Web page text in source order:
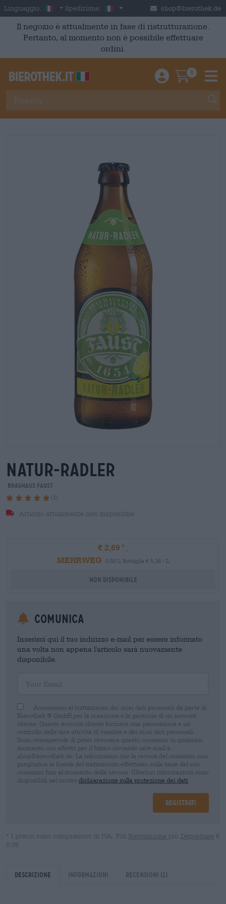
Skip to main content
Linguaggio: Italian
Spedizione: Italia shop@bierothek.de
Il negozio è attualmente in fase di ristrutturazione.
Pertanto, al momento non è possibile effettuare
ordini.
Einloggen /
0
natur-radler
Brauhaus Faust
(1)
Articolo attualmente non disponibile
€ 2,69
MEHRWEG
0,50 L Bottiglia € 5,38 / L
Non disponibile
Comunica
Inserisci qui il tuo indirizzo e-mail per essere informato
una volta non appena l'articolo sarà nuovamente
disponibile.
Acconsento al trattamento dei miei dati personali da parte di
Bierothek ® GmbH per la creazione e la gestione di un account
cliente. Questo account cliente fornisce una panoramica e un
controllo delle mie attività di vendita e dei miei dati personali.
Sono consapevole di poter revocare questo consenso in qualsiasi
momento con effetto per il futuro inviando un'e-mail a
shop@bierothek.de. La informiamo che la revoca del consenso non
pregiudica la liceità del trattamento effettuato sulla base del suo
consenso fino al momento della revoca. Ulteriori informazioni sono
disponibili nel nostro dichiarazione sulla protezione dei dati
Registrati
* I prezzi sono comprensivi di IVA. Più Navigazione più Depositare €
0,08
Descrizione Informazioni Recensioni (1)